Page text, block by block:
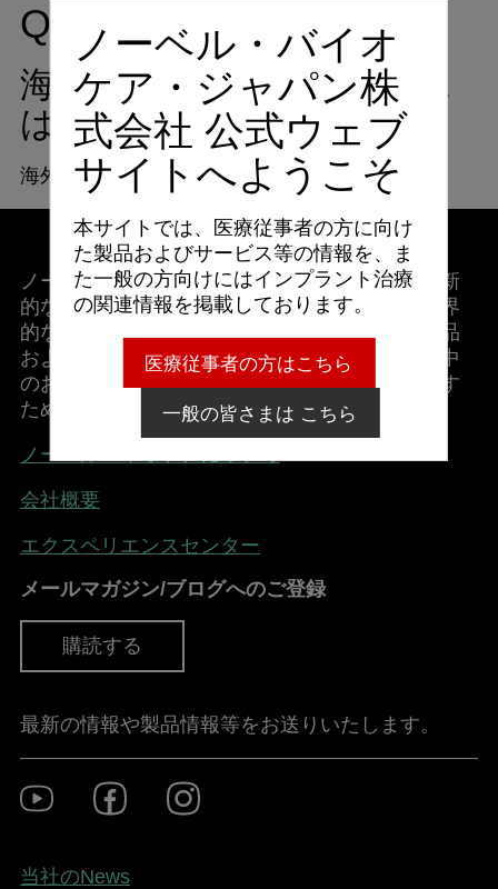
Q: 海外コースについて
海外で開催しているコース
はありますか？
海外コースは、 こちらからご覧いただけます。
ノーベル・バイオ
ケア・ジャパン株
式会社 公式ウェブ
サイトへようこそ
本サイトでは、医療従事者の方に向け
た製品およびサービス等の情報を、ま
た一般の方向けにはインプラント治療
の関連情報を掲載しております。
医療従事者の方はこちら
一般の皆さまは こちら
ノーベルバイオケアはインプラントを用いた革新
的な歯科修復ソリューションの分野における世界
的なリーディング・カンパニーです。優れた製品
およびソリューションを提供することで、世界中
のお客様とその患者様にとっての価値を創り出す
ために日々取り組んでいます。
ノーベルバイオケアについて
会社概要
エクスペリエンスセンター
メールマガジン/ブログへのご登録
購読する
最新の情報や製品情報等をお送りいたします。
Footer
Social
Japan
Youtube FacebookInstagram
Footer
当社のNews